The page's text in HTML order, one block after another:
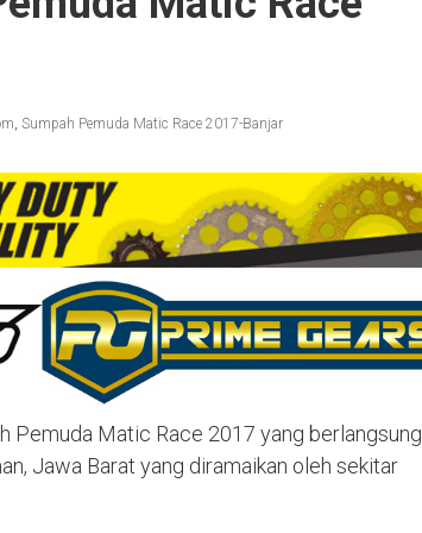
, Sumpah Pemuda Matic Race 2017-Banjar
Pemuda Matic Race 2017 yang berlangsung
Jawa Barat yang diramaikan oleh sekitar